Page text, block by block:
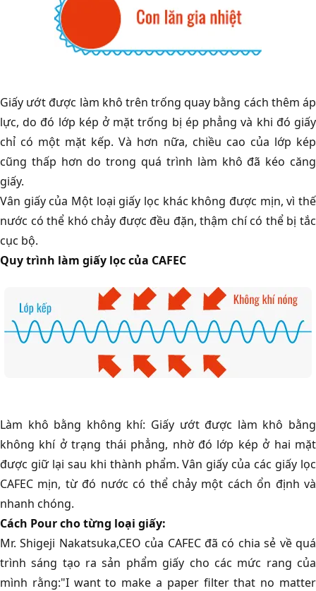
Giấy ướt được làm khô trên trống quay bằng cách thêm áp
lực, do đó lớp kép ở mặt trống bị ép phẳng và khi đó giấy
chỉ có một mặt kếp. Và hơn nữa, chiều cao của lớp kép
cũng thấp hơn do trong quá trình làm khô đã kéo căng
giấy.
Vân giấy của Một loại giấy lọc khác không được mịn, vì thế
nước có thể khó chảy được đều đặn, thậm chí có thể bị tắc
cục bộ.
Quy trình làm giấy lọc của CAFEC
Làm khô bằng không khí: Giấy ướt được làm khô bằng
không khí ở trạng thái phẳng, nhờ đó lớp kép ở hai mặt
được giữ lại sau khi thành phẩm. Vân giấy của các giấy lọc
CAFEC mịn, từ đó nước có thể chảy một cách ổn định và
nhanh chóng.
Cách Pour cho từng loại giấy:
Mr. Shigeji Nakatsuka,CEO của CAFEC đã có chia sẻ về quá
trình sáng tạo ra sản phẩm giấy cho các mức rang của
mình rằng:"I want to make a paper filter that no matter